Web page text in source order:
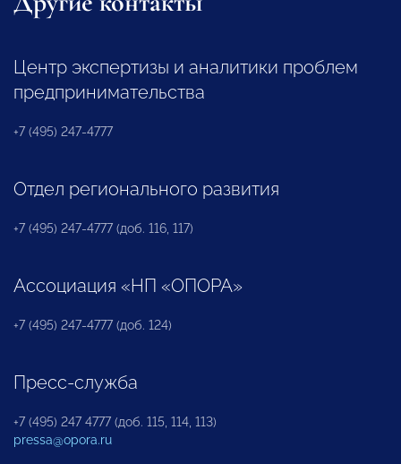
Центр экспертизы и аналитики проблем
предпринимательства
+7 (495) 247-4777
Отдел регионального развития
+7 (495) 247-4777 (доб. 116, 117)
Ассоциация «НП «ОПОРА»
+7 (495) 247-4777 (доб. 124)
Пресс-служба
+7 (495) 247 4777 (доб. 115, 114, 113)
pressa@opora.ru